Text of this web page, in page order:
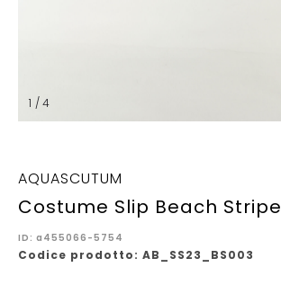
1 / 4
AQUASCUTUM
Costume Slip Beach Stripe
ID: a455066-5754
Codice prodotto: AB_SS23_BS003